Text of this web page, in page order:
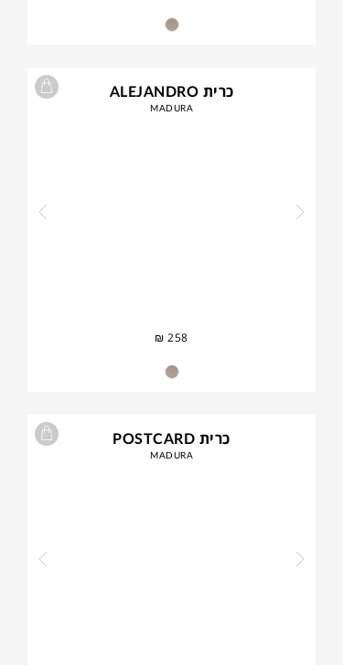
כרית ALEJANDRO
MADURA
₪ 258
כרית POSTCARD
MADURA